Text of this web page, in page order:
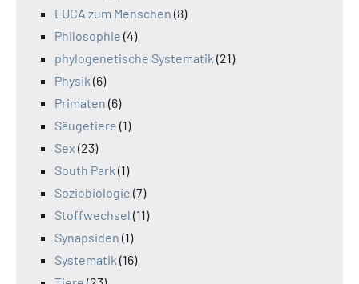
LUCA zum Menschen (8)
Philosophie (4)
phylogenetische Systematik (21)
Physik (6)
Primaten (6)
Säugetiere (1)
Sex (23)
South Park (1)
Soziobiologie (7)
Stoffwechsel (11)
Synapsiden (1)
Systematik (16)